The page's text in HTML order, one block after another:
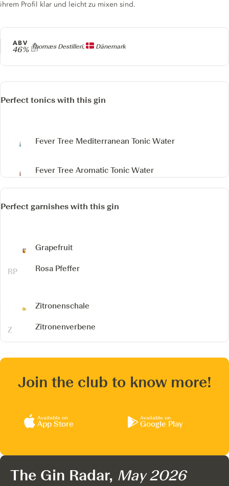
Producer
Thornæs Destilleri, Dänemark
ABV
46%
ihrem Profil klar und leicht zu mixen sind.
Perfect tonics with this gin
Fever Tree Mediterranean Tonic Water
Fever Tree Aromatic Tonic Water
Perfect garnishes with this gin
Grapefruit
Rosa Pfeffer
Zitronenschale
Zitronenverbene
Join the club to know more!
Available on
App Store
Available on
Google Play
The Gin Radar, May 2026